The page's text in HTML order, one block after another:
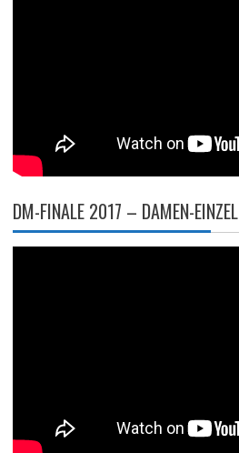
DM-FINALE 2017 – DAMEN-EINZEL